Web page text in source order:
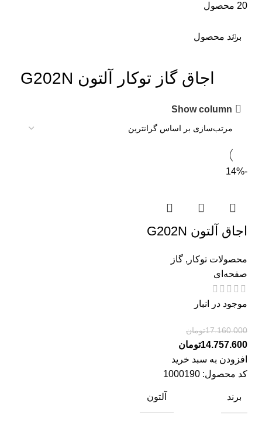
20 محصول
برند محصول
اجاق گاز توکار آلتون G202N
Show column
-14%
اجاق آلتون G202N
محصولات توکار , گاز
صفحه‌ای
موجود در انبار
17.160.000تومان
14.757.600تومان
افزودن به سبد خرید
کد محصول: 1000190
برند آلتون